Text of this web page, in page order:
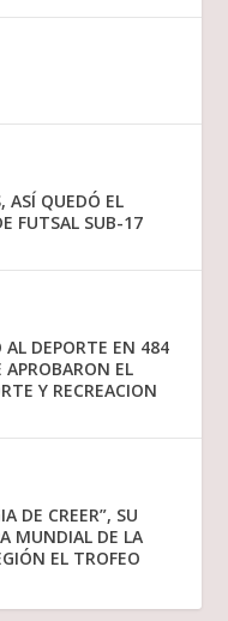
ASÍ QUEDÓ EL
FUTSAL SUB-17
DEPORTE EN 484
EL
Y RECREACION
DE CREER”, SU
MUNDIAL DE LA
EL TROFEO